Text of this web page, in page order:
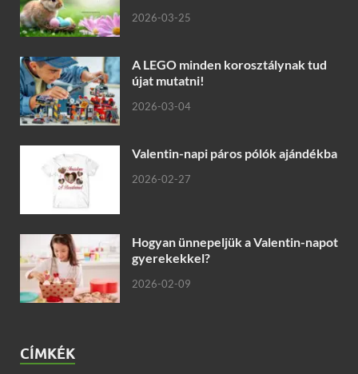
2026-03-25
A LEGO minden korosztálynak tud
újat mutatni!
2026-03-04
Valentin-napi páros pólók ajándékba
2026-02-27
Hogyan ünnepeljük a Valentin-napot
gyerekekkel?
2026-02-09
CÍMKÉK